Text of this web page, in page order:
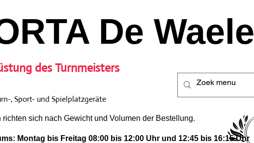
De Waele
des Turnmeisters
sich nach Gewicht und Volumen der Bestellung.
, Sport- und Spielplatzgeräte
Montag bis Freitag 08:00 bis 12:00 Uhr und 12:45 bis 16:15 Uhr